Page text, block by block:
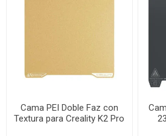
Cama PEI Doble Faz con
Textura para Creality K2 Pro